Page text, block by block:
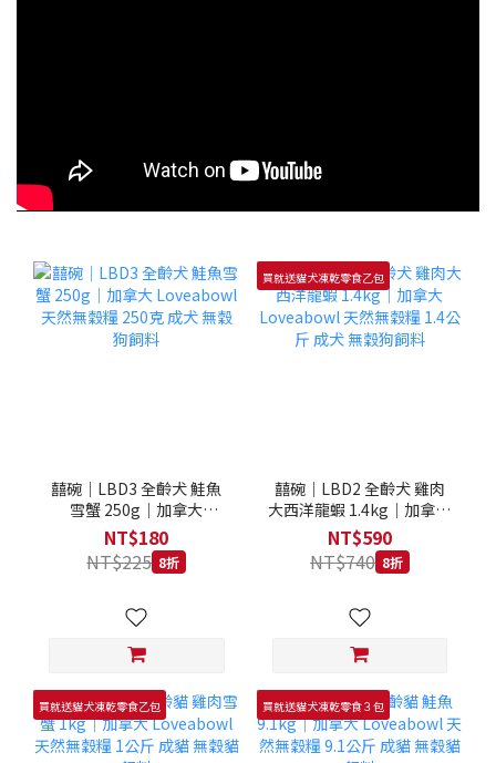
囍碗｜LBD3 全齡犬 鮭魚
雪蟹 250g｜加拿大
Loveabowl 天然無穀糧
250克 成犬 無穀狗飼料
NT$180
NT$225 8折
買就送貓犬凍乾零食乙包
囍碗｜LBD2 全齡犬 雞肉
大西洋龍蝦 1.4kg｜加拿大
Loveabowl 天然無穀糧
1.4公斤 成犬 無穀狗飼料
NT$590
NT$740 8折
買就送貓犬凍乾零食乙包 買就送貓犬凍乾零食３包